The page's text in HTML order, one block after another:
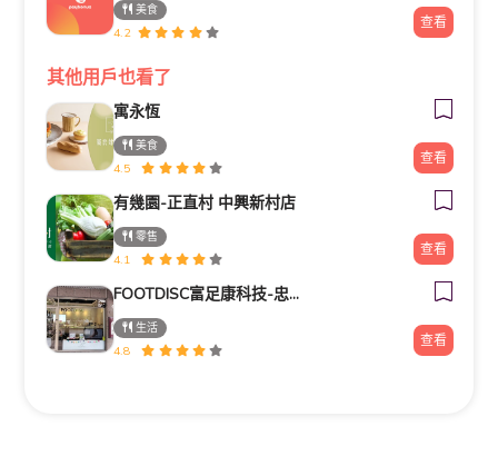
美食
4.2
查看
其他用戶也看了
寓永恆
美食
4.5
查看
有幾園-正直村 中興新村店
零售
4.1
查看
FOOTDISC富足康科技-忠孝直營門市
生活
4.8
查看